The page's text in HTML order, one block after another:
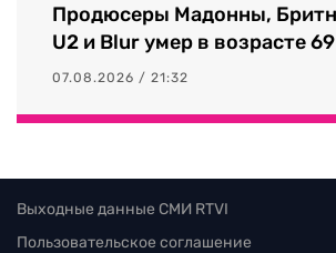
Продюсеры Мадонны,
U2 и Blur умер в возрасте
07.08.2026 / 21:32
Выходные данные СМИ RTVI
Пользовательское соглашение